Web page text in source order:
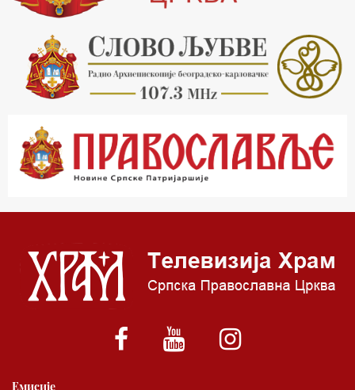
17.30 Тврђаве Дунава
18.03 Кроз историју Београда
18.30 Врлинослов
19.40 Вечерње молитве
20.00 Вести из Цркве
20.15 Реч Архијереја
00.03 Црквена предавања и трибине
01.03 Српски јерарси
01.30 Хроника Архиепископије
Емисије